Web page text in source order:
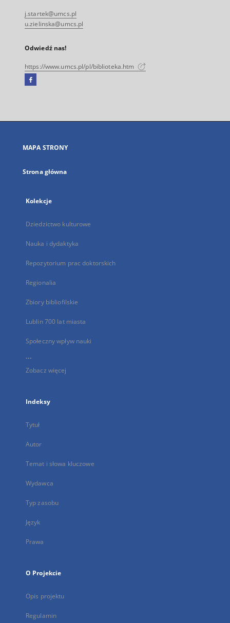
j.startek@umcs.pl
u.zielinska@umcs.pl
Odwiedź nas!
https://www.umcs.pl/pl/biblioteka.htm
Facebook
się
karcie
MAPA STRONY
Strona główna
Kolekcje
Dziedzictwo kulturowe
Nauka i dydaktyka
Repozytorium prac doktorskich
Regionalia
Zbiory bibliofilskie
Lublin 700 lat miasta
Społeczny wpływ nauki
...
Zobacz więcej
Indeksy
Tytuł
Autor
Temat i słowa kluczowe
Wydawca
Typ zasobu
Język
Prawa
O Projekcie
Opis projektu
Regulamin